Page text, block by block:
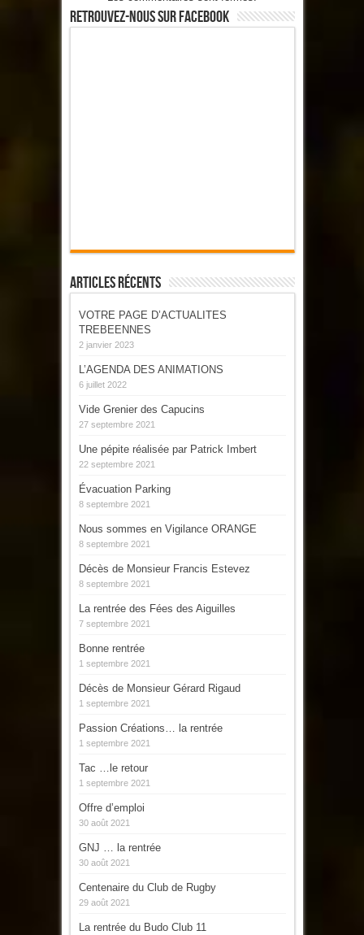
Retrouvez-Nous Sur Facebook
Articles Récents
VOTRE PAGE D’ACTUALITES
TREBEENNES
2 janvier 2023
L’AGENDA DES ANIMATIONS
6 juillet 2022
Vide Grenier des Capucins
27 septembre 2021
Une pépite réalisée par Patrick Imbert
22 septembre 2021
Évacuation Parking
8 septembre 2021
Nous sommes en Vigilance ORANGE
8 septembre 2021
Décès de Monsieur Francis Estevez
8 septembre 2021
La rentrée des Fées des Aiguilles
7 septembre 2021
Bonne rentrée
1 septembre 2021
Décès de Monsieur Gérard Rigaud
1 septembre 2021
Passion Créations… la rentrée
1 septembre 2021
Tac …le retour
1 septembre 2021
Offre d’emploi
30 août 2021
GNJ … la rentrée
30 août 2021
Centenaire du Club de Rugby
29 août 2021
La rentrée du Budo Club 11